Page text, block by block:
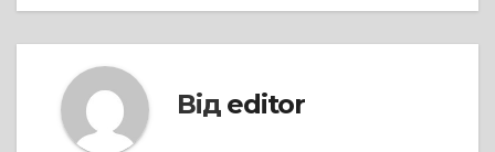
Від editor